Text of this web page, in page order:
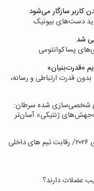
کاربر سازگار می‌شود
دست‌های بیونیک
شد
پسا‌کوانتومی
«قدرت‌بنیان»
قدرت ارتباطی و رسانه،
شخصی‌سازی شده سرطان:
«جهش‌های ژنتیکی» آسان‌تر
پردیس در تدارک میزبانی المپیک فناوری ۲۰۲۶/ رقابت تیم های داخلی
عضلات دارند؟